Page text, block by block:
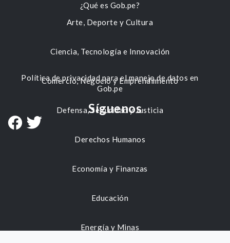
Arte, Deporte y Cultura
Ciencia, Tecnología e Innovación
Comercio, Negocio y Emprendimiento
Defensa, Seguridad y Justicia
Derechos Humanos
Economía y Finanzas
Educación
Energía y Minas
¿Qué es Gob.pe?
Política de privacidad para el manejo de datos en
Gob.pe
Síguenos